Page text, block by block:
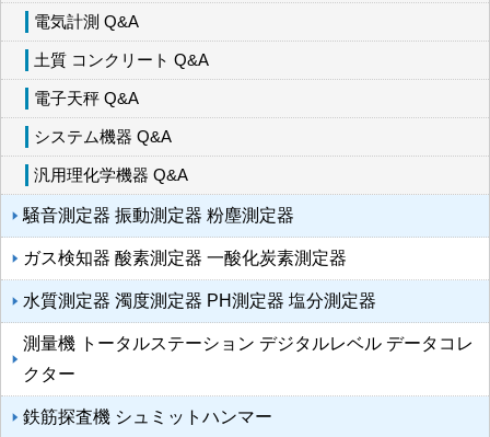
電気計測 Q&A
土質 コンクリート Q&A
電子天秤 Q&A
システム機器 Q&A
汎用理化学機器 Q&A
騒音測定器 振動測定器 粉塵測定器
ガス検知器 酸素測定器 一酸化炭素測定器
水質測定器 濁度測定器 PH測定器 塩分測定器
測量機 トータルステーション デジタルレベル データコレ
クター
鉄筋探査機 シュミットハンマー